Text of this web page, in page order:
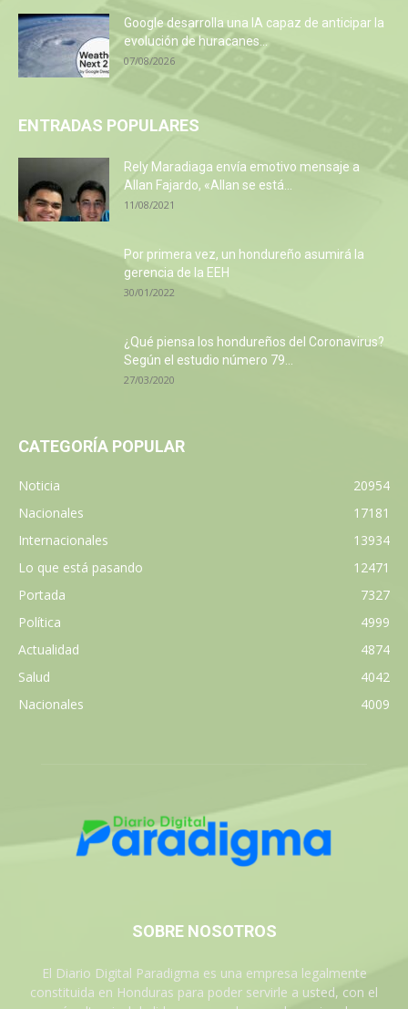
Google desarrolla una IA capaz de anticipar la
evolución de huracanes...
07/08/2026
ENTRADAS POPULARES
Rely Maradiaga envía emotivo mensaje a
Allan Fajardo, «Allan se está...
11/08/2021
Por primera vez, un hondureño asumirá la
gerencia de la EEH
30/01/2022
¿Qué piensa los hondureños del Coronavirus?
Según el estudio número 79...
27/03/2020
CATEGORÍA POPULAR
Noticia
20954
Nacionales
17181
Internacionales
13934
Lo que está pasando
12471
Portada
7327
Política
4999
Actualidad
4874
Salud
4042
Nacionales
4009
SOBRE NOSOTROS
El Diario Digital Paradigma es una empresa legalmente
constituida en Honduras para poder servirle a usted, con el